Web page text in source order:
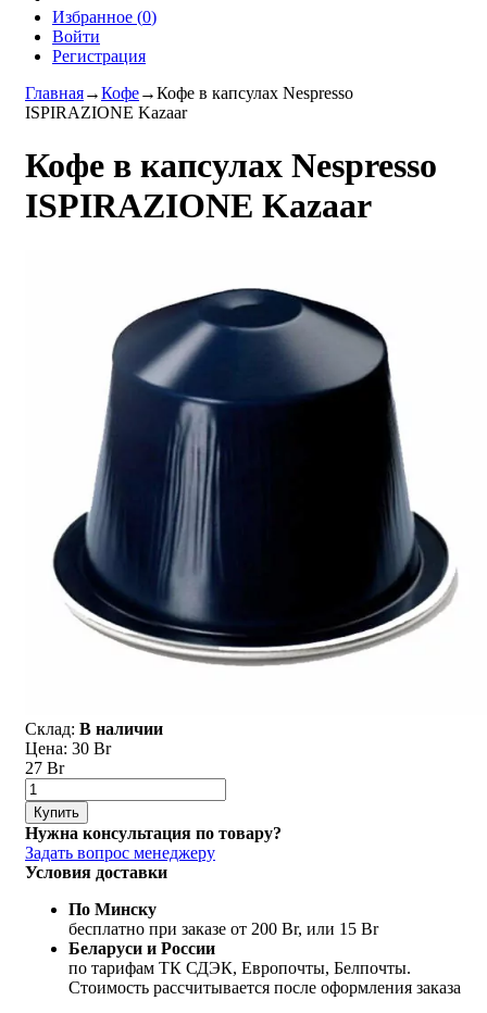
Избранное (0)
Войти
Регистрация
Главная→Кофе→Кофе в капсулах Nespresso
ISPIRAZIONE Kazaar
Кофе в капсулах Nespresso
ISPIRAZIONE Kazaar
Склад: В наличии
Цена: 30 Br
27 Br
Купить
Нужна консультация по товару?
Задать вопрос менеджеру
Условия доставки
По Минску
бесплатно при заказе от 200 Br, или 15 Br
Беларуси и России
по тарифам ТК СДЭК, Европочты, Белпочты.
Стоимость рассчитывается после оформления заказа